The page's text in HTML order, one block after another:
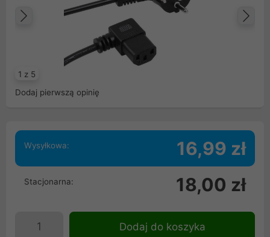
1 z 5
Poprzedni
Dodaj pierwszą opinię
Wysyłkowa: 16,99 zł
Stacjonarna: 18,00 zł
Dodaj do koszyka